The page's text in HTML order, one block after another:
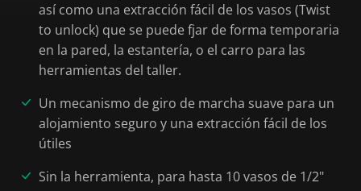
así como una extracción fácil de los vasos (Twist
to unlock) que se puede fjar de forma temporaria
en la pared, la estantería, o el carro para las
herramientas del taller.
Un mecanismo de giro de marcha suave para un
alojamiento seguro y una extracción fácil de los
útiles
Sin la herramienta, para hasta 10 vasos de 1/2"